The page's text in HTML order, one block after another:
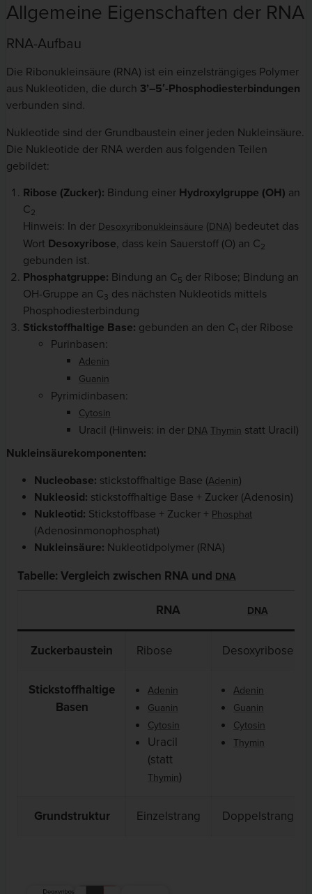
Allgemeine Eigenschaften der RNA
RNA-Aufbau
Die Ribonukleinsäure (RNA) ist ein einzelsträngiges Polymer
aus Nukleotiden, die durch 3’–5′-Phosphodiesterbindungen
verbunden sind.
Nukleotide sind der Grundbaustein einer jeden Nukleinsäure.
Die Nukleotide der RNA werden aus folgenden Teilen
gebildet:
Ribose (Zucker): Bindung einer Hydroxylgruppe (OH) an
C2
Hinweis: In der Desoxyribonukleinsäure (DNA) bedeutet das
Wort Desoxyribose, dass kein Sauerstoff (O) an C2
gebunden ist.
Phosphatgruppe: Bindung an C5 der Ribose; Bindung an
OH-Gruppe an C 3 des nächsten Nukleotids mittels
Phosphodiesterbindung
Stickstoffhaltige Base: gebunden an den C1 der Ribose
Purinbasen:
Adenin
Guanin
Pyrimidinbasen:
Cytosin
Uracil (Hinweis: in der DNA Thymin statt Uracil)
Nukleinsäurekomponenten:
Nucleobase: stickstoffhaltige Base (Adenin)
Nukleosid: stickstoffhaltige Base + Zucker (Adenosin)
Nukleotid: Stickstoffbase + Zucker + Phosphat
(Adenosinmonophosphat)
Nukleinsäure: Nukleotidpolymer (RNA)
Tabelle: Vergleich zwischen RNA und DNA
RNA DNA
Zuckerbaustein Ribose Desoxyribose
Stickstoffhaltige
Basen
Adenin
Guanin
Cytosin
Uracil
(statt
Thymin)
Adenin
Guanin
Cytosin
Thymin
Grundstruktur Einzelstrang Doppelstrang